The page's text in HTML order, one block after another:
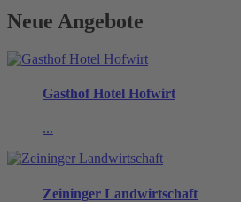
Neue Angebote
Gasthof Hotel Hofwirt
...
Zeininger Landwirtschaft